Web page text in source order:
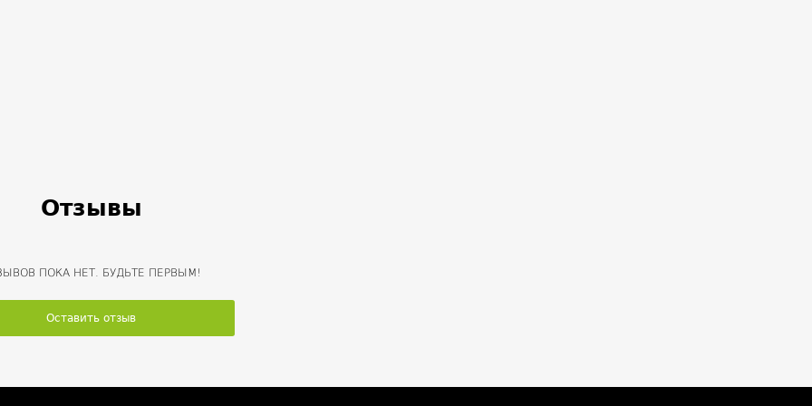
Отзывы
ПОКА НЕТ. БУДЬТЕ ПЕРВЫМ!
Оставить отзыв